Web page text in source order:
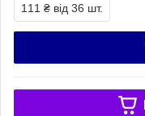
111 ₴ від 36 шт.